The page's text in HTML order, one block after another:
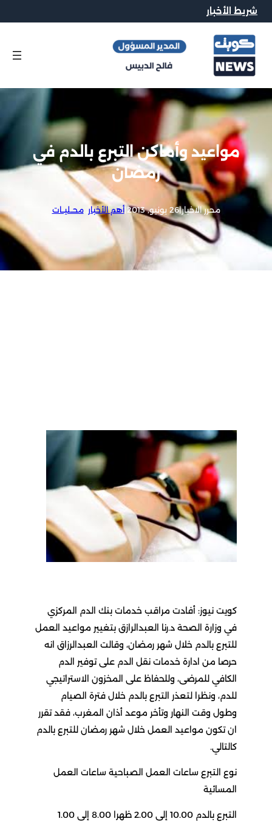
شريط الأخبار
مواعيد وأماكن التبرع بالدم في
رمضان
محرر الاخبار|26 يونيو, 2013 |أهم الأخبار , محــليــات
كويت نيوز: أفادت مراقب خدمات بنك الدم المركزي
في وزارة الصحة د.رنا العبدالرازق بتغيير مواعيد العمل
للتبرع بالدم خلال شهر رمضان، وقالت العبدالرزاق انه
حرصا من ادارة خدمات نقل الدم على توفير الدم
الكافي للمرضى، وللحفاظ على المخزون الاستراتيجي
للدم، ونظرا لتعذر التبرع بالدم خلال فترة الصيام
وطول وقت النهار وتأخر موعد أذان المغرب، فقد تقرر
ان تكون مواعيد العمل خلال شهر رمضان للتبرع بالدم
كالتالي.
نوع التبرع ساعات العمل الصباحية ساعات العمل
المسائية
التبرع بالدم 10.00 إلى 2.00 ظهرا 8.00 إلى 1.00